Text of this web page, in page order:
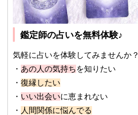
鑑定師の占いを無料体験♪
気軽に占いを体験してみませんか？
・ あの人の気持ち を知りたい
・ 復縁したい
・ いい出会いに恵まれない
・ 人間関係に悩んでる